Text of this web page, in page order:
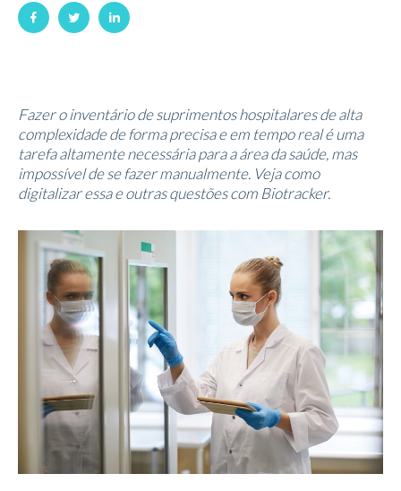
Fazer o inventário de suprimentos hospitalares de alta
complexidade de forma precisa e em tempo real é uma
tarefa altamente necessária para a área da saúde, mas
impossível de se fazer manualmente. Veja como
digitalizar essa e outras questões com Biotracker.